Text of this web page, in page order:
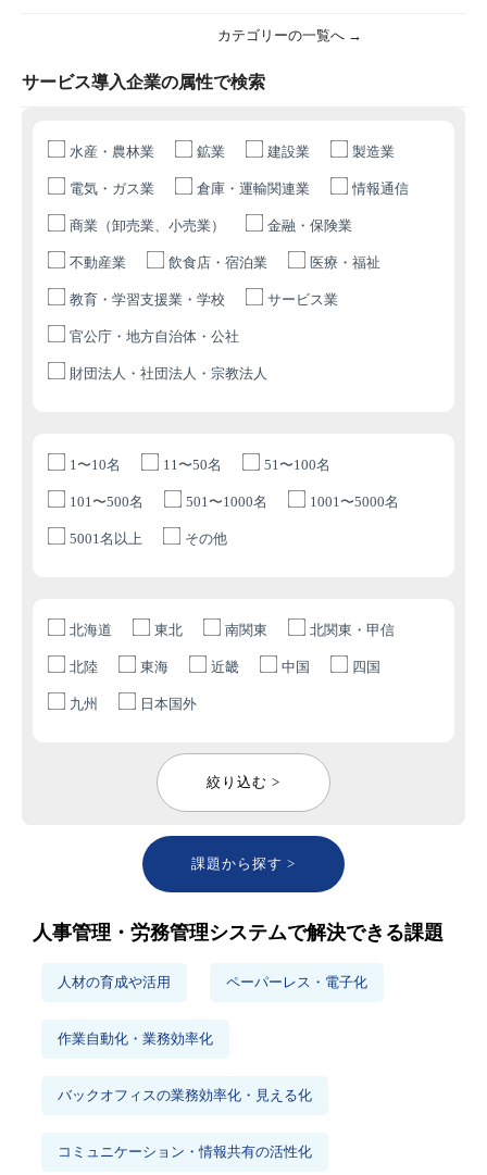
カテゴリーの一覧へ →
サービス導入企業の属性で検索
水産・農林業 鉱業 建設業 製造業
電気・ガス業 倉庫・運輸関連業 情報通信
商業（卸売業、小売業） 金融・保険業
不動産業 飲食店・宿泊業 医療・福祉
教育・学習支援業・学校 サービス業
官公庁・地方自治体・公社
財団法人・社団法人・宗教法人
1〜10名 11〜50名 51〜100名
101〜500名 501〜1000名 1001〜5000名
5001名以上 その他
北海道 東北 南関東 北関東・甲信
北陸 東海 近畿 中国 四国
九州 日本国外
絞り込む >
課題から探す >
人事管理・労務管理システムで解決できる課題
人材の育成や活用 ペーパーレス・電子化
作業自動化・業務効率化
バックオフィスの業務効率化・見える化
コミュニケーション・情報共有の活性化